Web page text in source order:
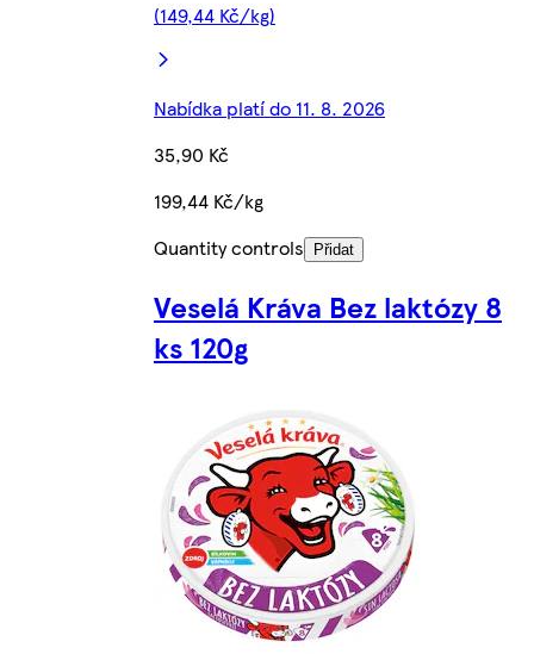
(149,44 Kč/kg)
Nabídka platí do 11. 8. 2026
35,90 Kč
199,44 Kč/kg
Quantity controls
Přidat
Veselá Kráva Bez laktózy 8
ks 120g